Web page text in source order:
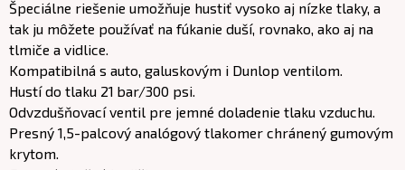
Špeciálne riešenie umožňuje hustiť vysoko aj nízke tlaky, a
tak ju môžete používať na fúkanie duší, rovnako, ako aj na
tlmiče a vidlice.
Kompatibilná s auto, galuskovým i Dunlop ventilom.
Hustí do tlaku 21 bar/300 psi.
Odvzdušňovací ventil pre jemné doladenie tlaku vzduchu.
Presný 1,5-palcový analógový tlakomer chránený gumovým
krytom.